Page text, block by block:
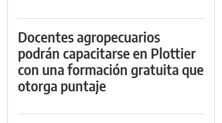
Docentes agropecuarios
podrán capacitarse en Plottier
con una formación gratuita que
otorga puntaje